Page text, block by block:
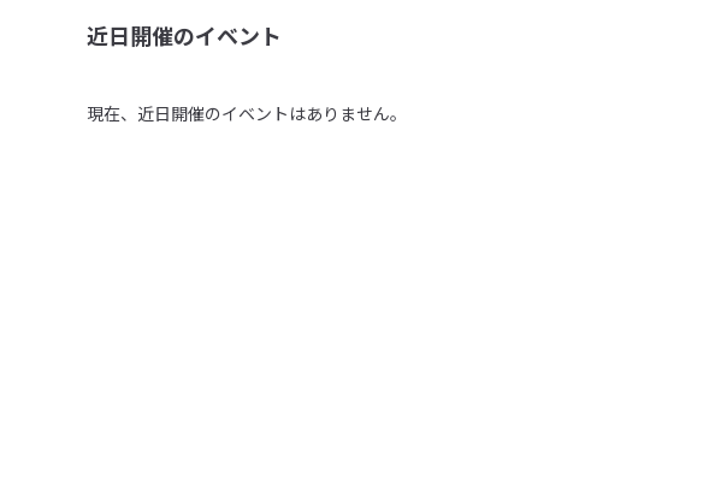
近日開催のイベント
現在、近日開催のイベントはありません。